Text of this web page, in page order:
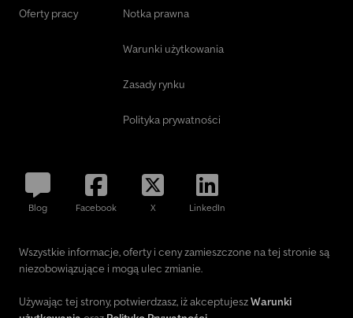
Oferty pracy Notka prawna
Warunki użytkowania
Zasady rynku
Polityka prywatności
Blog Facebook X LinkedIn
Wszystkie informacje, oferty i ceny zamieszczone na tej stronie są
niezobowiązujące i mogą ulec zmianie.
Używając tej strony, potwierdzasz, iż akceptujeszWarunki